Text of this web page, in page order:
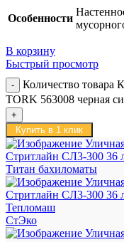
Особенности
В корзину
Быстрый просмотр
Количество товара
TORK 563008 черная
Купить в 1 клик
Титан бахиломаты
Тепломаш
СтЭко